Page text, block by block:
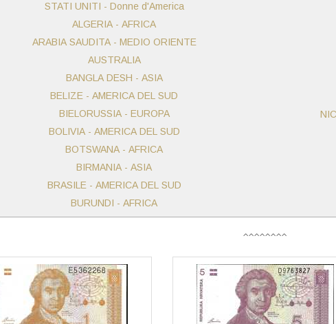
STATI UNITI - Donne d'America
ALGERIA - AFRICA
ARABIA SAUDITA - MEDIO ORIENTE
AUSTRALIA
BANGLA DESH - ASIA
BELIZE - AMERICA DEL SUD
BIELORUSSIA - EUROPA
BOLIVIA - AMERICA DEL SUD
BOTSWANA - AFRICA
BIRMANIA - ASIA
BRASILE - AMERICA DEL SUD
BURUNDI - AFRICA